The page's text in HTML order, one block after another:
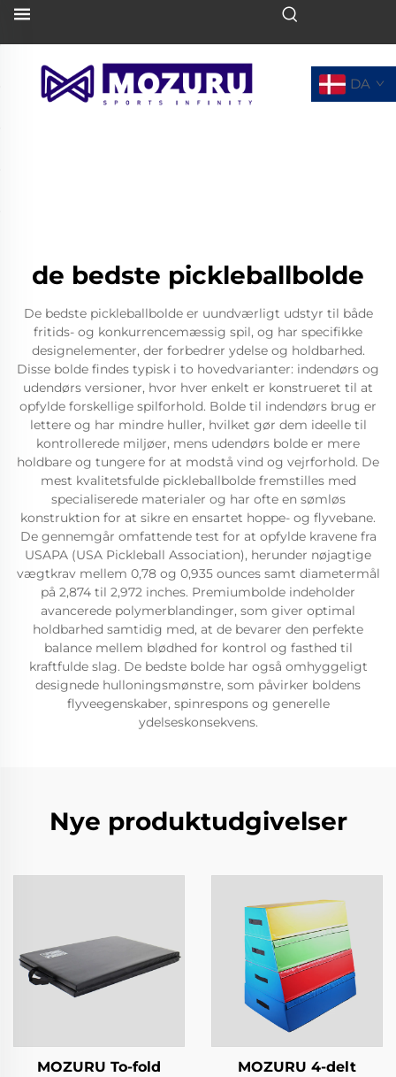
DA
de bedste pickleballbolde
De bedste pickleballbolde er uundværligt udstyr til både
fritids- og konkurrencemæssig spil, og har specifikke
designelementer, der forbedrer ydelse og holdbarhed.
Disse bolde findes typisk i to hovedvarianter: indendørs og
udendørs versioner, hvor hver enkelt er konstrueret til at
opfylde forskellige spilforhold. Bolde til indendørs brug er
lettere og har mindre huller, hvilket gør dem ideelle til
kontrollerede miljøer, mens udendørs bolde er mere
holdbare og tungere for at modstå vind og vejrforhold. De
mest kvalitetsfulde pickleballbolde fremstilles med
specialiserede materialer og har ofte en sømløs
konstruktion for at sikre en ensartet hoppe- og flyvebane.
De gennemgår omfattende test for at opfylde kravene fra
USAPA (USA Pickleball Association), herunder nøjagtige
vægtkrav mellem 0,78 og 0,935 ounces samt diametermål
på 2,874 til 2,972 inches. Premiumbolde indeholder
avancerede polymerblandinger, som giver optimal
holdbarhed samtidig med, at de bevarer den perfekte
balance mellem blødhed for kontrol og fasthed til
kraftfulde slag. De bedste bolde har også omhyggeligt
designede hulloningsmønstre, som påvirker boldens
flyveegenskaber, spinrespons og generelle
ydelseskonsekvens.
Nye produktudgivelser
MOZURU To-fold
MOZURU 4-delt